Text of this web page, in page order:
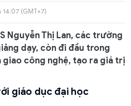
(GMT+7)
Nguyễn Thị Lan, các trường
dạy, còn đi đầu trong
giao công nghệ, tạo ra giá trị
giáo dục đại học